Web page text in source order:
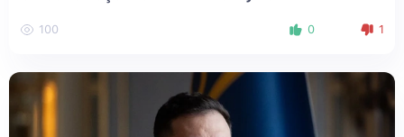
100 0 1